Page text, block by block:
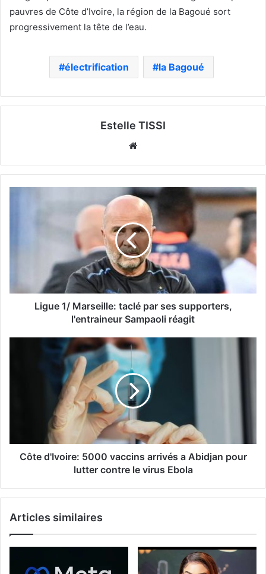
pauvres de Côte d’Ivoire, la région de la Bagoué sort
progressivement la tête de l’eau.
électrification la Bagoué
Estelle TISSI
Ligue 1/ Marseille: taclé par ses supporters,
l'entraineur Sampaoli réagit
Côte d'Ivoire: 5000 vaccins arrivés a Abidjan pour
lutter contre le virus Ebola
Articles similaires